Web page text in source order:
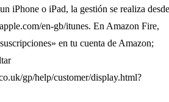
iPhone o iPad, la gestión se realiza desde
en-gb/itunes. En Amazon Fire,
en tu cuenta de Amazon;
gp/help/customer/display.html?